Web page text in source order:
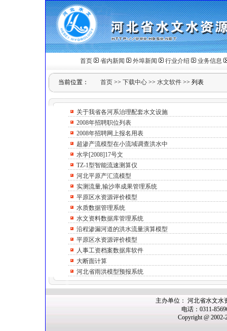
首页 省内新闻 外埠新闻 行业介绍 业务信息
当前位置： 首页 >> 下载中心 >> 水文软件 >> 列表
关于我省各河系治理配套水文设施
2008年招聘职位列表
2008年招聘网上报名用表
超渗产流模型在小流域调查洪水中
水学[2008]17号文
TZ-1型智能流速测算仪
河北平原产汇流模型
实测流量,输沙率成果管理系统
平原区水资源评价模型
水质数据管理系统
水文资料数据库管理系统
沿程渗漏河道的洪水流量演算模型
平原区水资源评价模型
人事工资档案数据库软件
大断面计算
河北省雨洪模型预报系统
主办单位： 河北省水文水
电话：0311-
Copyright @ 2002-